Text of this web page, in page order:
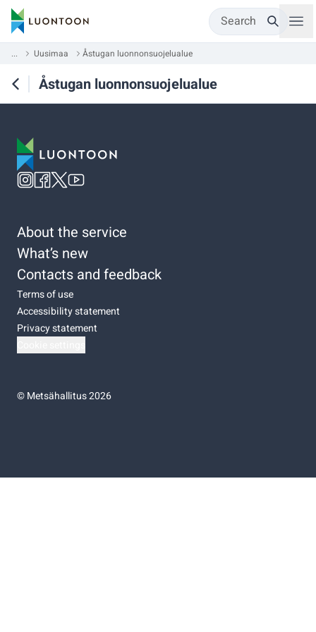
Search
... Uusimaa Åstugan luonnonsuojelualue
Åstugan luonnonsuojelualue
About the service
What’s new
Contacts and feedback
Terms of use
Accessibility statement
Privacy statement
©Metsähallitus 2026